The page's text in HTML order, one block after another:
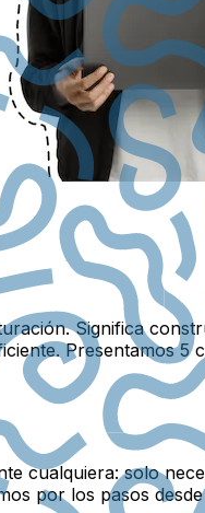
Significa
Presentamos
cualquiera: solo
por los pasos